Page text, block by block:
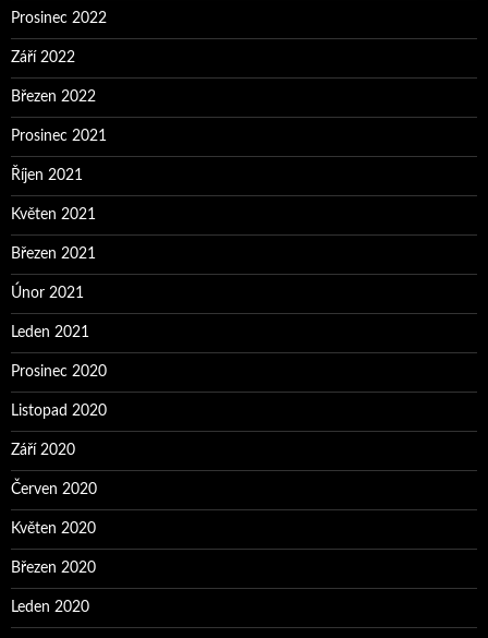
Prosinec 2022
Září 2022
Březen 2022
Prosinec 2021
Říjen 2021
Květen 2021
Březen 2021
Únor 2021
Leden 2021
Prosinec 2020
Listopad 2020
Září 2020
Červen 2020
Květen 2020
Březen 2020
Leden 2020